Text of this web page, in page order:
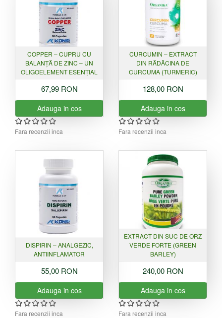
COPPER – CUPRU CU
BALANȚĂ DE ZINC – UN
OLIGOELEMENT ESENȚIAL
67,99 RON
Adauga in cos
Fara recenzii inca
CURCUMIN – EXTRACT
DIN RĂDĂCINA DE
CURCUMA (TURMERIC)
128,00 RON
Adauga in cos
Fara recenzii inca
DISPIRIN – ANALGEZIC,
ANTIINFLAMATOR
55,00 RON
Adauga in cos
Fara recenzii inca
EXTRACT DIN SUC DE ORZ
VERDE FORTE (GREEN
BARLEY)
240,00 RON
Adauga in cos
Fara recenzii inca